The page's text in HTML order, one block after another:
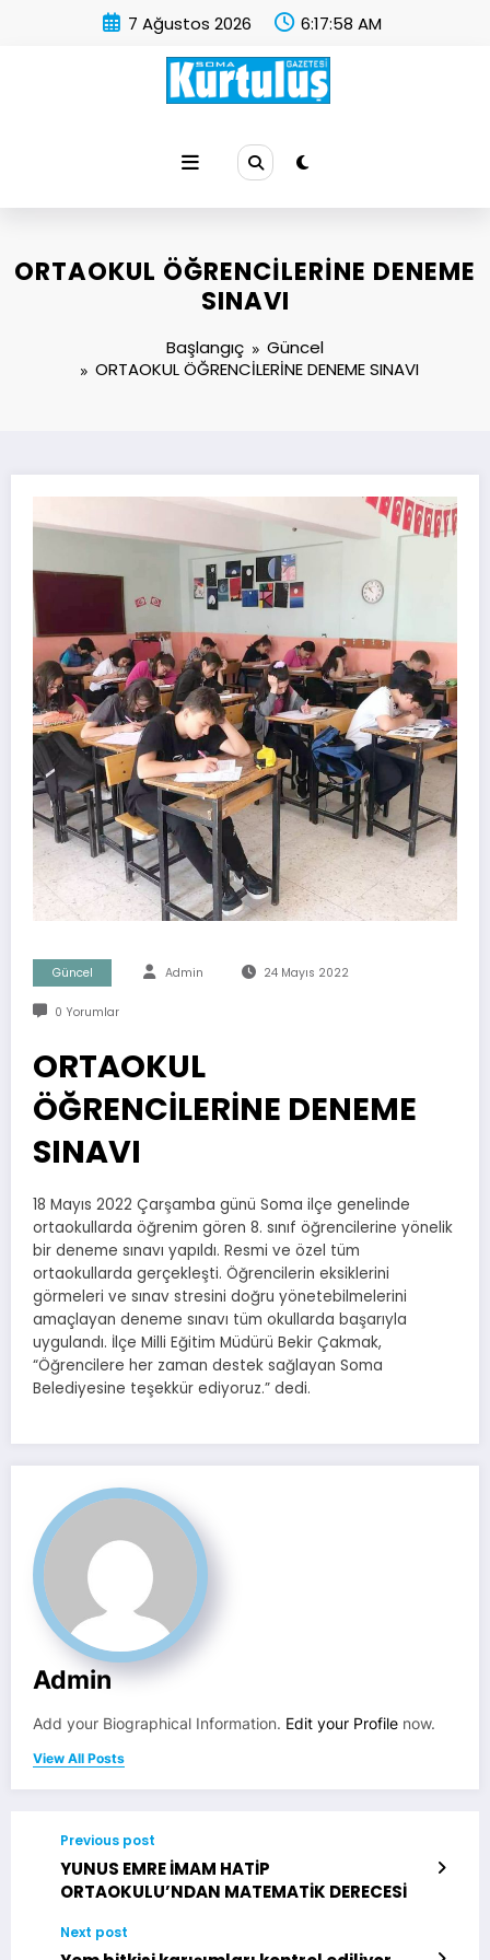
7 Ağustos 2026 6:17:59 AM
ORTAOKUL ÖĞRENCİLERİNE DENEME
SINAVI
Başlangıç
Güncel
ORTAOKUL ÖĞRENCİLERİNE DENEME SINAVI
Güncel Admin 24 Mayıs 2022
0 Yorumlar
ORTAOKUL
ÖĞRENCİLERİNE DENEME
SINAVI
18 Mayıs 2022 Çarşamba günü Soma ilçe genelinde
ortaokullarda öğrenim gören 8. sınıf öğrencilerine yönelik
bir deneme sınavı yapıldı. Resmi ve özel tüm
ortaokullarda gerçekleşti. Öğrencilerin eksiklerini
görmeleri ve sınav stresini doğru yönetebilmelerini
amaçlayan deneme sınavı tüm okullarda başarıyla
uygulandı. İlçe Milli Eğitim Müdürü Bekir Çakmak,
“Öğrencilere her zaman destek sağlayan Soma
Belediyesine teşekkür ediyoruz.” dedi.
Admin
Add your Biographical Information. Edit your Profile now.
View All Posts
Previous post
YUNUS EMRE İMAM HATİP
ORTAOKULU’NDAN MATEMATİK DERECESİ
Next post